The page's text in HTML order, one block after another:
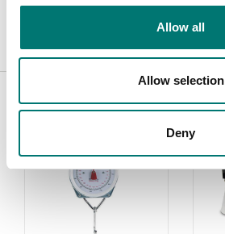
Allow all
Allow selection
Deny
Related pages